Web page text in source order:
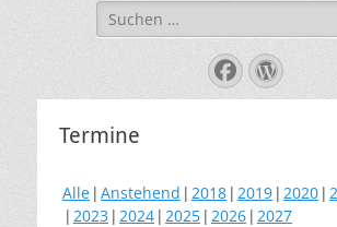
Suche
nach:
Facebook
Termine
Alle Anstehend 2018 2019 2020
2023 2024 2025 2026 2027